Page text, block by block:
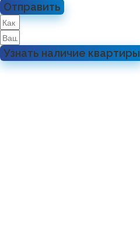
Отправить
Узнать наличие квартиры